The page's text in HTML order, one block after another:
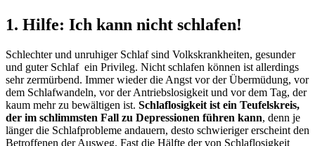
1. Hilfe: Ich kann nicht schlafen!
Schlechter und unruhiger Schlaf sind Volkskrankheiten, gesunder
und guter Schlaf ein Privileg. Nicht schlafen können ist allerdings
sehr zermürbend. Immer wieder die Angst vor der Übermüdung, vor
dem Schlafwandeln, vor der Antriebslosigkeit und vor dem Tag, der
kaum mehr zu bewältigen ist. Schlaflosigkeit ist ein Teufelskreis,
der im schlimmsten Fall zu Depressionen führen kann, denn je
länger die Schlafprobleme andauern, desto schwieriger erscheint den
Betroffenen der Ausweg. Fast die Hälfte der von Schlaflosigkeit